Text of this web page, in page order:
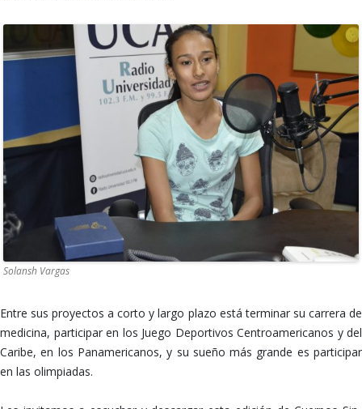
Solansh Vargas
Entre sus proyectos a corto y largo plazo está terminar su carrera de
medicina, participar en los Juego Deportivos Centroamericanos y del
Caribe, en los Panamericanos, y su sueño más grande es participar
en las olimpiadas.